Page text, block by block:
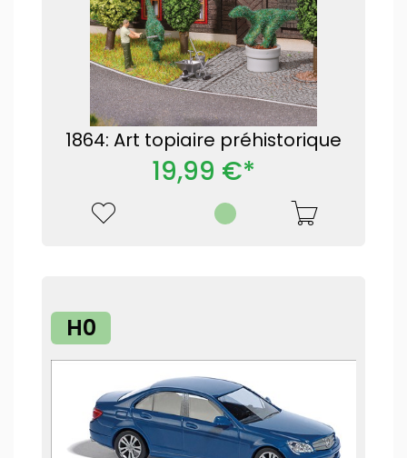
1864: Art topiaire préhistorique
19,99 €*
H0